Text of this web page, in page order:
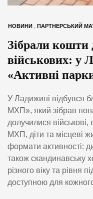
НОВИНИ ПАРТНЕРСЬКИЙ
Зібрали кошти
військових: у
«Активні
У Ладижині відбувся
МХП», який зібрав
долучилися
МХП, діти та місцеві
формати активності:
також скандинавську
різного віку та рівня
доступною для